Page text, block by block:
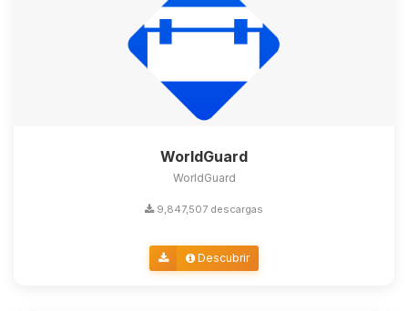
WorldGuard
WorldGuard
9,847,507 descargas
Descubrir